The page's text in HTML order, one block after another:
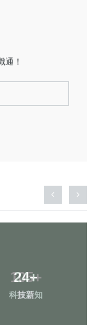
通！
24+
科技新知